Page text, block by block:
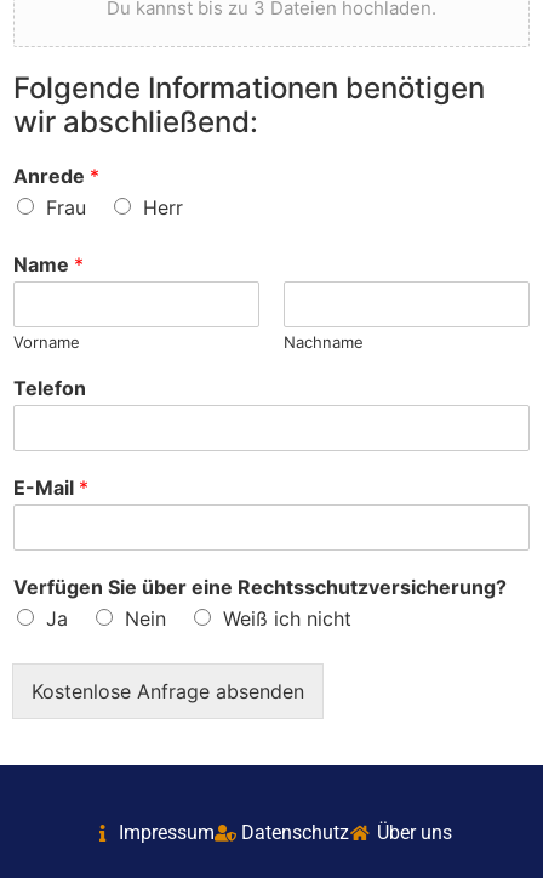
e
n
?
n
v
o
r
?
g
e
n
z
u
S
a
c
e
h
o
h
l
d
e
n
Du kannst bis zu 3 Dateien hochladen.
Folgende Informationen benötigen
wir abschließend:
Anrede *
Frau
Herr
Name *
Vorname Nachname
Telefon
E-Mail *
Verfügen Sie über eine Rechtsschutzversicherung?
Ja
Nein Weiß ich nicht
Kostenlose Anfrage absenden
Impressum Datenschutz Über uns